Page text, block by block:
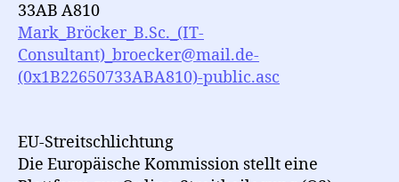
33AB A810
Mark_Bröcker_B.Sc._(IT-
Consultant)_broecker@mail.de-
(0x1B22650733ABA810)-public.asc
EU-Streitschlichtung
Die Europäische Kommission stellt eine